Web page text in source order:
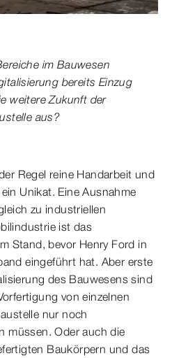
im Bauwesen
bereits Einzug
weitere Zukunft der
aus?
Regel reine Handarbeit und
Unikat. Eine Ausnahme
zu industriellen
ist das
Stand, bevor Henry Ford in
eingeführt hat. Aber erste
des Bauwesens sind
von einzelnen
nur noch
müssen. Oder auch die
Baukörpern und das